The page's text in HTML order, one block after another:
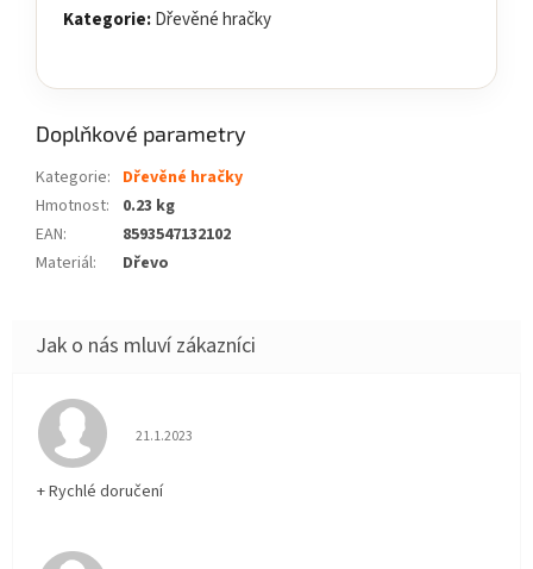
Kategorie:Dřevěné hračky
Doplňkové parametry
Kategorie: Dřevěné hračky
Hmotnost:
0.23 kg
EAN:
8593547132102
Materiál: Dřevo
Hodnocení obchodu je 5 z 5 hvězdiček.
21.1.2023
+ Rychlé doručení